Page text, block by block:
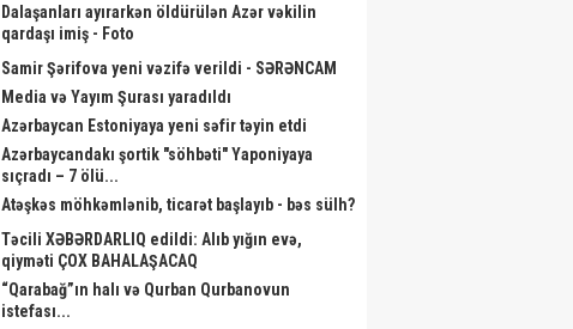
Dalaşanları ayırarkən öldürülən Azər vəkilin
qardaşı imiş - Foto
Samir Şərifova yeni vəzifə verildi - SƏRƏNCAM
Media və Yayım Şurası yaradıldı
Azərbaycan Estoniyaya yeni səfir təyin etdi
Azərbaycandakı şortik "söhbəti" Yaponiyaya
sıçradı – 7 ölü...
Atəşkəs möhkəmlənib, ticarət başlayıb - bəs sülh?
Təcili XƏBƏRDARLIQ edildi: Alıb yığın evə,
qiyməti ÇOX BAHALAŞACAQ
“Qarabağ”ın halı və Qurban Qurbanovun
istefası...